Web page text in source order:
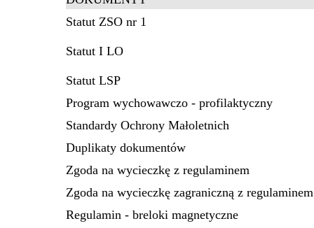
Statut ZSO nr 1
Statut I LO
Statut LSP
Program wychowawczo - profilaktyczny
Standardy Ochrony Małoletnich
Duplikaty dokumentów
Zgoda na wycieczkę z regulaminem
Zgoda na wycieczkę zagraniczną z regulaminem
Regulamin - breloki magnetyczne